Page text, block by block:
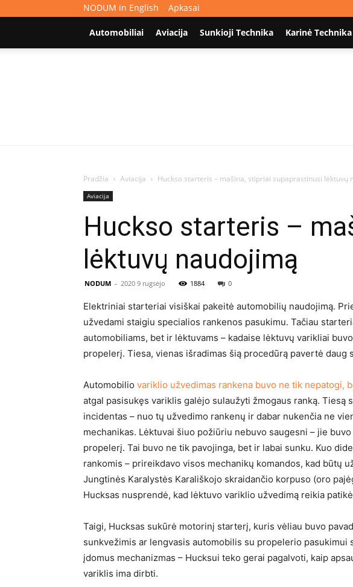
NODUM in English Apkasai
Automobiliai Aviacija Sunkioji Technika Karinė Technika
Pradžia Aviacija Huckso starteris – mašina, stipriai supaprastinusi lėktuvų
Aviacija
Huckso starteris –
lėktuvų naudojimą
NODUM - 2020 9 rugsėjo 1884 0
Elektriniai starteriai visiškai pakeitė automobilių naudojimą.
užvedami staigiu specialios rankenos pasukimu. Tačiau
automobiliams, bet ir lėktuvams – kadaise lėktuvų varikliai
propelerį. Tiesa, vienas išradimas šią procedūrą pavertė daug
Automobilio variklio užvedimas rankena buvo ne tik nepatogi,
atgal pasisukęs variklis galėjo sulaužyti žmogaus ranką. Tiesą
incidentas – nuo tų užvedimo rankenų ir dabar nukenčia ne
mechanikas. Lėktuvai šiuo požiūriu nebuvo saugesni – jie
propelerį. Tai buvo ne tik pavojinga, bet ir labai sunku. Kuo
rankomis – prireikdavo visos mechanikų komandos, kad būtų
Jungtinės Karalystės Karališkojo skraidančio korpuso (oro
Hucksas nusprendė, kad lėktuvo variklio užvedimą reikia
Taigi, Hucksas sukūrė motorinį starterį, kuris vėliau buvo
sunkvežimis ar lengvasis automobilis su propelerio pasukimui
įdomus mechanizmas – Hucksui teko gerai pagalvoti, kaip
variklis ima dirbti.